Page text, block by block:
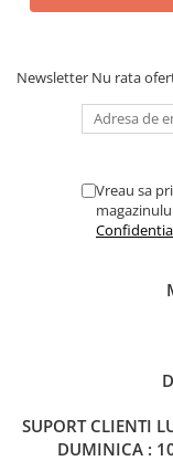
Newsletter Nu rata
Vreau sa
SUPORT CLIENTI
DUMINICA :